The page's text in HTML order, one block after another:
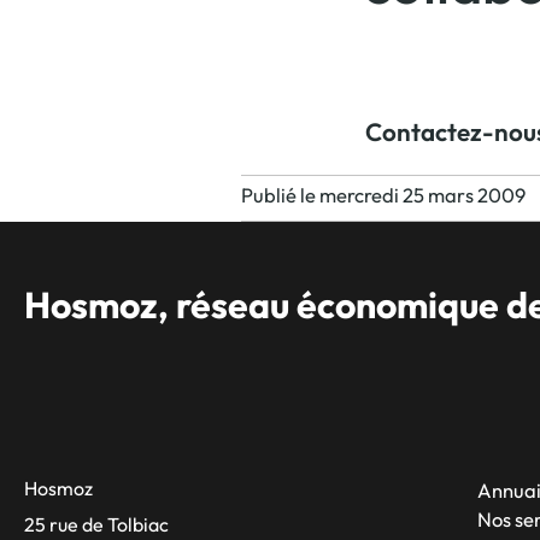
Contactez-
Publié le mercredi 25 mars 2009
Hosmoz, réseau économique
Hosmoz
25 rue de Tolbiac
Nos